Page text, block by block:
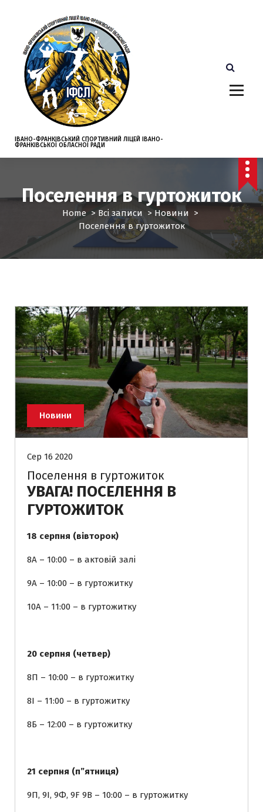
t
ІВАНО-ФРАНКІВСЬКИЙ СПОРТИВНИЙ ЛІЦЕЙ ІВАНО-
ФРАНКІВСЬКОЇ ОБЛАСНОЇ РАДИ
Поселення в гуртожиток
Home > Всі записи> Новини >
Поселення в гуртожиток
Новини
Сер 16 2020
Поселення в гуртожиток
УВАГА! ПОСЕЛЕННЯ В
ГУРТОЖИТОК
18 серпня (вівторок)
8А – 10:00 – в актовій залі
9А – 10:00 – в гуртожитку
10А – 11:00 – в гуртожитку
20 серпня (четвер)
8П – 10:00 – в гуртожитку
8І – 11:00 – в гуртожитку
8Б – 12:00 – в гуртожитку
21 серпня (п”ятниця)
9П, 9І, 9Ф, 9F 9B – 10:00 – в гуртожитку